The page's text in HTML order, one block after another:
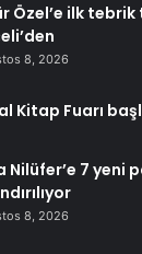
Özel’e ilk
8, 2026
Kitap Fuarı
Nilüfer’e 7 yeni
8, 2026